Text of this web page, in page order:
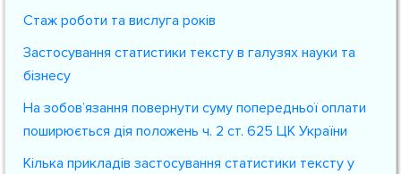
Стаж роботи та вислуга років
Застосування статистики тексту в галузях науки та
бізнесу
На зобов’язання повернути суму попередньої оплати
поширюється дія положень ч. 2 ст. 625 ЦК України
Кілька прикладів застосування статистики тексту у